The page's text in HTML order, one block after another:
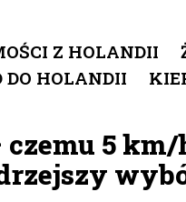
Z HOLANDII
DO HOLANDII
czemu 5 km/